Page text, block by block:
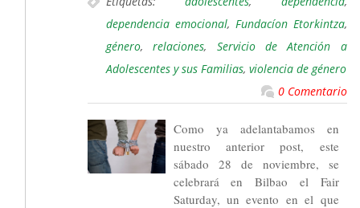
dependencia emocional, Fundacíon Etorkintza,
género,relaciones, Servicio de Atención a
Adolescentes y sus Familias, violencia de género
0 Comentario
Como ya adelantabamos en
nuestro anterior post, este
sábado 28 de noviembre, se
celebrará en Bilbao el Fair
Saturday, un evento en el que